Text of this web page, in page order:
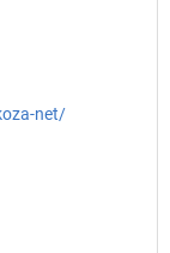
net/